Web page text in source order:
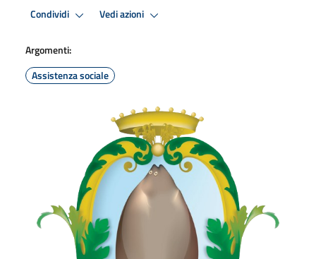
Condividi Vedi azioni
Argomenti:
Assistenza sociale